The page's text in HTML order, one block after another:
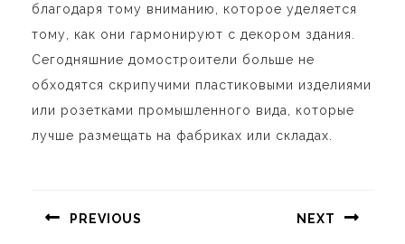
благодаря тому вниманию, которое уделяется
тому, как они гармонируют с декором здания.
Сегодняшние домостроители больше не
обходятся скрипучими пластиковыми изделиями
или розетками промышленного вида, которые
лучше размещать на фабриках или складах.
записям
PREVIOUS NEXT